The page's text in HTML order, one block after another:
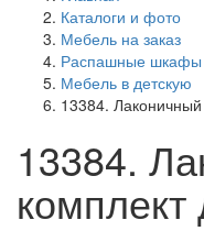
Каталоги и фото
Мебель на заказ
Распашные шкафы
Мебель в детскую
13384.
13384.
комплект